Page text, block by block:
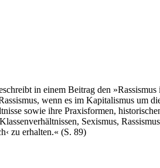
in einem Beitrag den
wenn es im Kapitalismus um
sowie ihre Praxisformen,
Sexismus,
zu erhalten.« (S. 89)